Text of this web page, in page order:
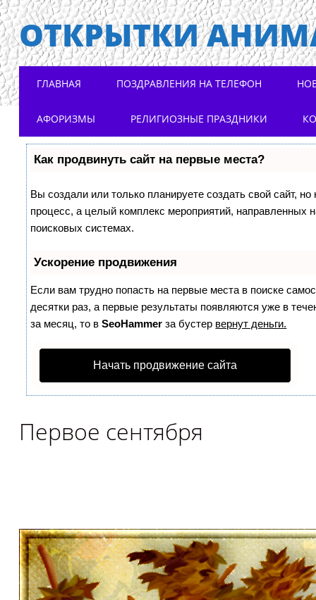
ОТКРЫТКИ
Main menu
ГЛАВНАЯ ПОЗДРАВЛЕНИЯ НА ТЕЛЕФОН
АФОРИЗМЫ РЕЛИГИОЗНЫЕ ПРАЗДНИКИ
Как продвинуть сайт на первые места?
Вы создали или только планируете создать свой сайт,
процесс, а целый комплекс мероприятий, направленных
поисковых системах.
Ускорение продвижения
Если вам трудно попасть на первые места в поиске
десятки раз, а первые результаты появляются уже в
за месяц, то вSeoHammer за бустер вернут деньги.
Начать продвижение сайта
Первое сентября